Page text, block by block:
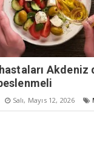
Akdeniz
Salı, Mayıs 12, 2026